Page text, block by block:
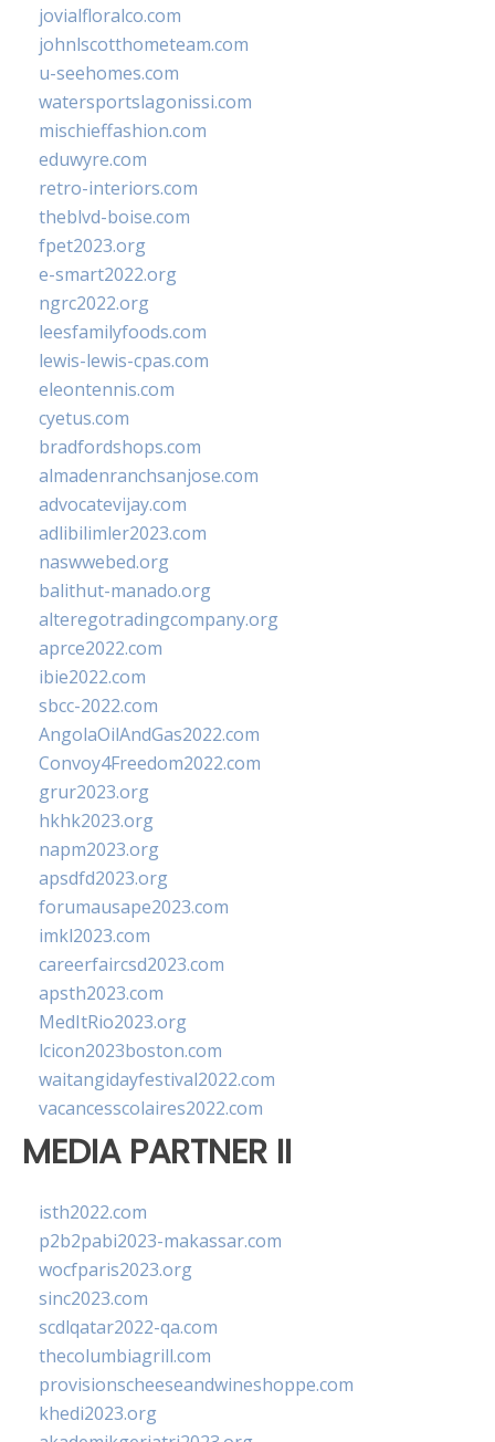
jovialfloralco.com
johnlscotthometeam.com
u-seehomes.com
watersportslagonissi.com
mischieffashion.com
eduwyre.com
retro-interiors.com
theblvd-boise.com
fpet2023.org
e-smart2022.org
ngrc2022.org
leesfamilyfoods.com
lewis-lewis-cpas.com
eleontennis.com
cyetus.com
bradfordshops.com
almadenranchsanjose.com
advocatevijay.com
adlibilimler2023.com
naswwebed.org
balithut-manado.org
alteregotradingcompany.org
aprce2022.com
ibie2022.com
sbcc-2022.com
AngolaOilAndGas2022.com
Convoy4Freedom2022.com
grur2023.org
hkhk2023.org
napm2023.org
apsdfd2023.org
forumausape2023.com
imkl2023.com
careerfaircsd2023.com
apsth2023.com
MedItRio2023.org
lcicon2023boston.com
waitangidayfestival2022.com
vacancesscolaires2022.com
MEDIA PARTNER II
isth2022.com
p2b2pabi2023-makassar.com
wocfparis2023.org
sinc2023.com
scdlqatar2022-qa.com
thecolumbiagrill.com
provisionscheeseandwineshoppe.com
khedi2023.org